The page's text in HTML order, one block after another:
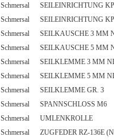
Schmersal SEILEINRICHTUNG
Schmersal SEILEINRICHTUNG
Schmersal SEILKAUSCHE 3 MM
Schmersal SEILKAUSCHE 5 MM
Schmersal SEILKLEMME 3 MM
Schmersal SEILKLEMME 5 MM
Schmersal SEILKLEMME GR. 3
Schmersal SPANNSCHLOSS M6
Schmersal UMLENKROLLE
Schmersal ZUGFEDER RZ-136E